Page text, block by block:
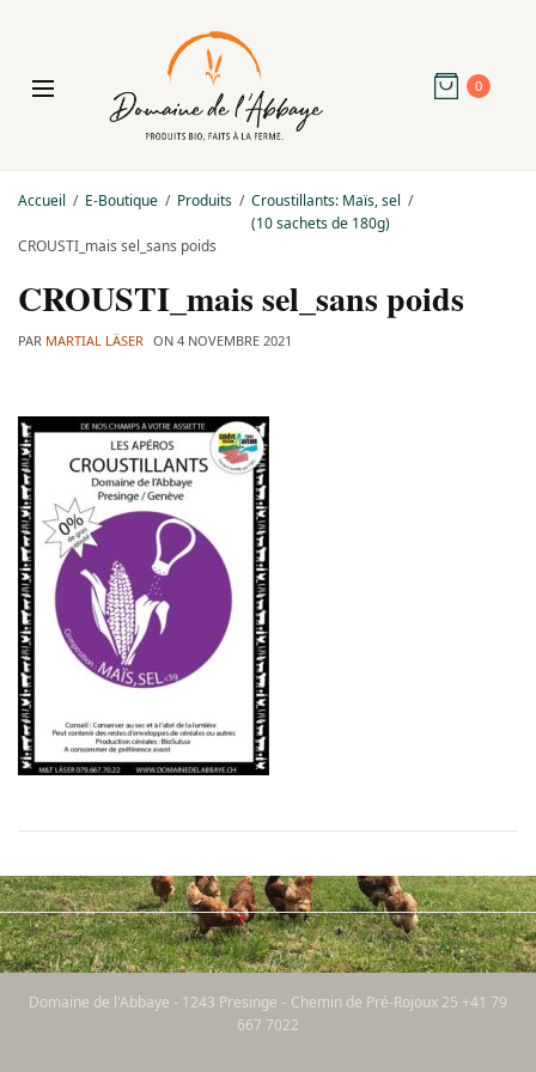
0
Accueil E-Boutique Produits
Croustillants: Maïs, sel
(10 sachets de 180g)
CROUSTI_mais sel_sans poids
CROUSTI_mais sel_sans poids
PAR MARTIAL LÄSER ON 4 NOVEMBRE 2021
Domaine de l'Abbaye - 1243 Presinge - Chemin de Pré-Rojoux 25 +41 79
667 7022